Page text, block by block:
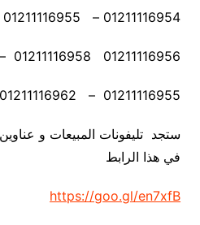
01211116954 – 01211116955
01211116956 01211116958 –
01211116955 – 01211116962
ستجد تليفونات المبيعات و
في هذا الرابط
https://goo.gl/en7xfB